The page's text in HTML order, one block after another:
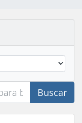
Buscar